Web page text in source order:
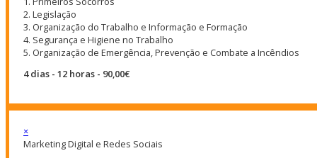
2. Legislação
3. Organização do Trabalho e Informação e Formação
4. Segurança e Higiene no Trabalho
5. Organização de Emergência, Prevenção e Combate a Incêndios
4 dias - 12 horas - 90,00€
×
Marketing Digital e Redes Sociais